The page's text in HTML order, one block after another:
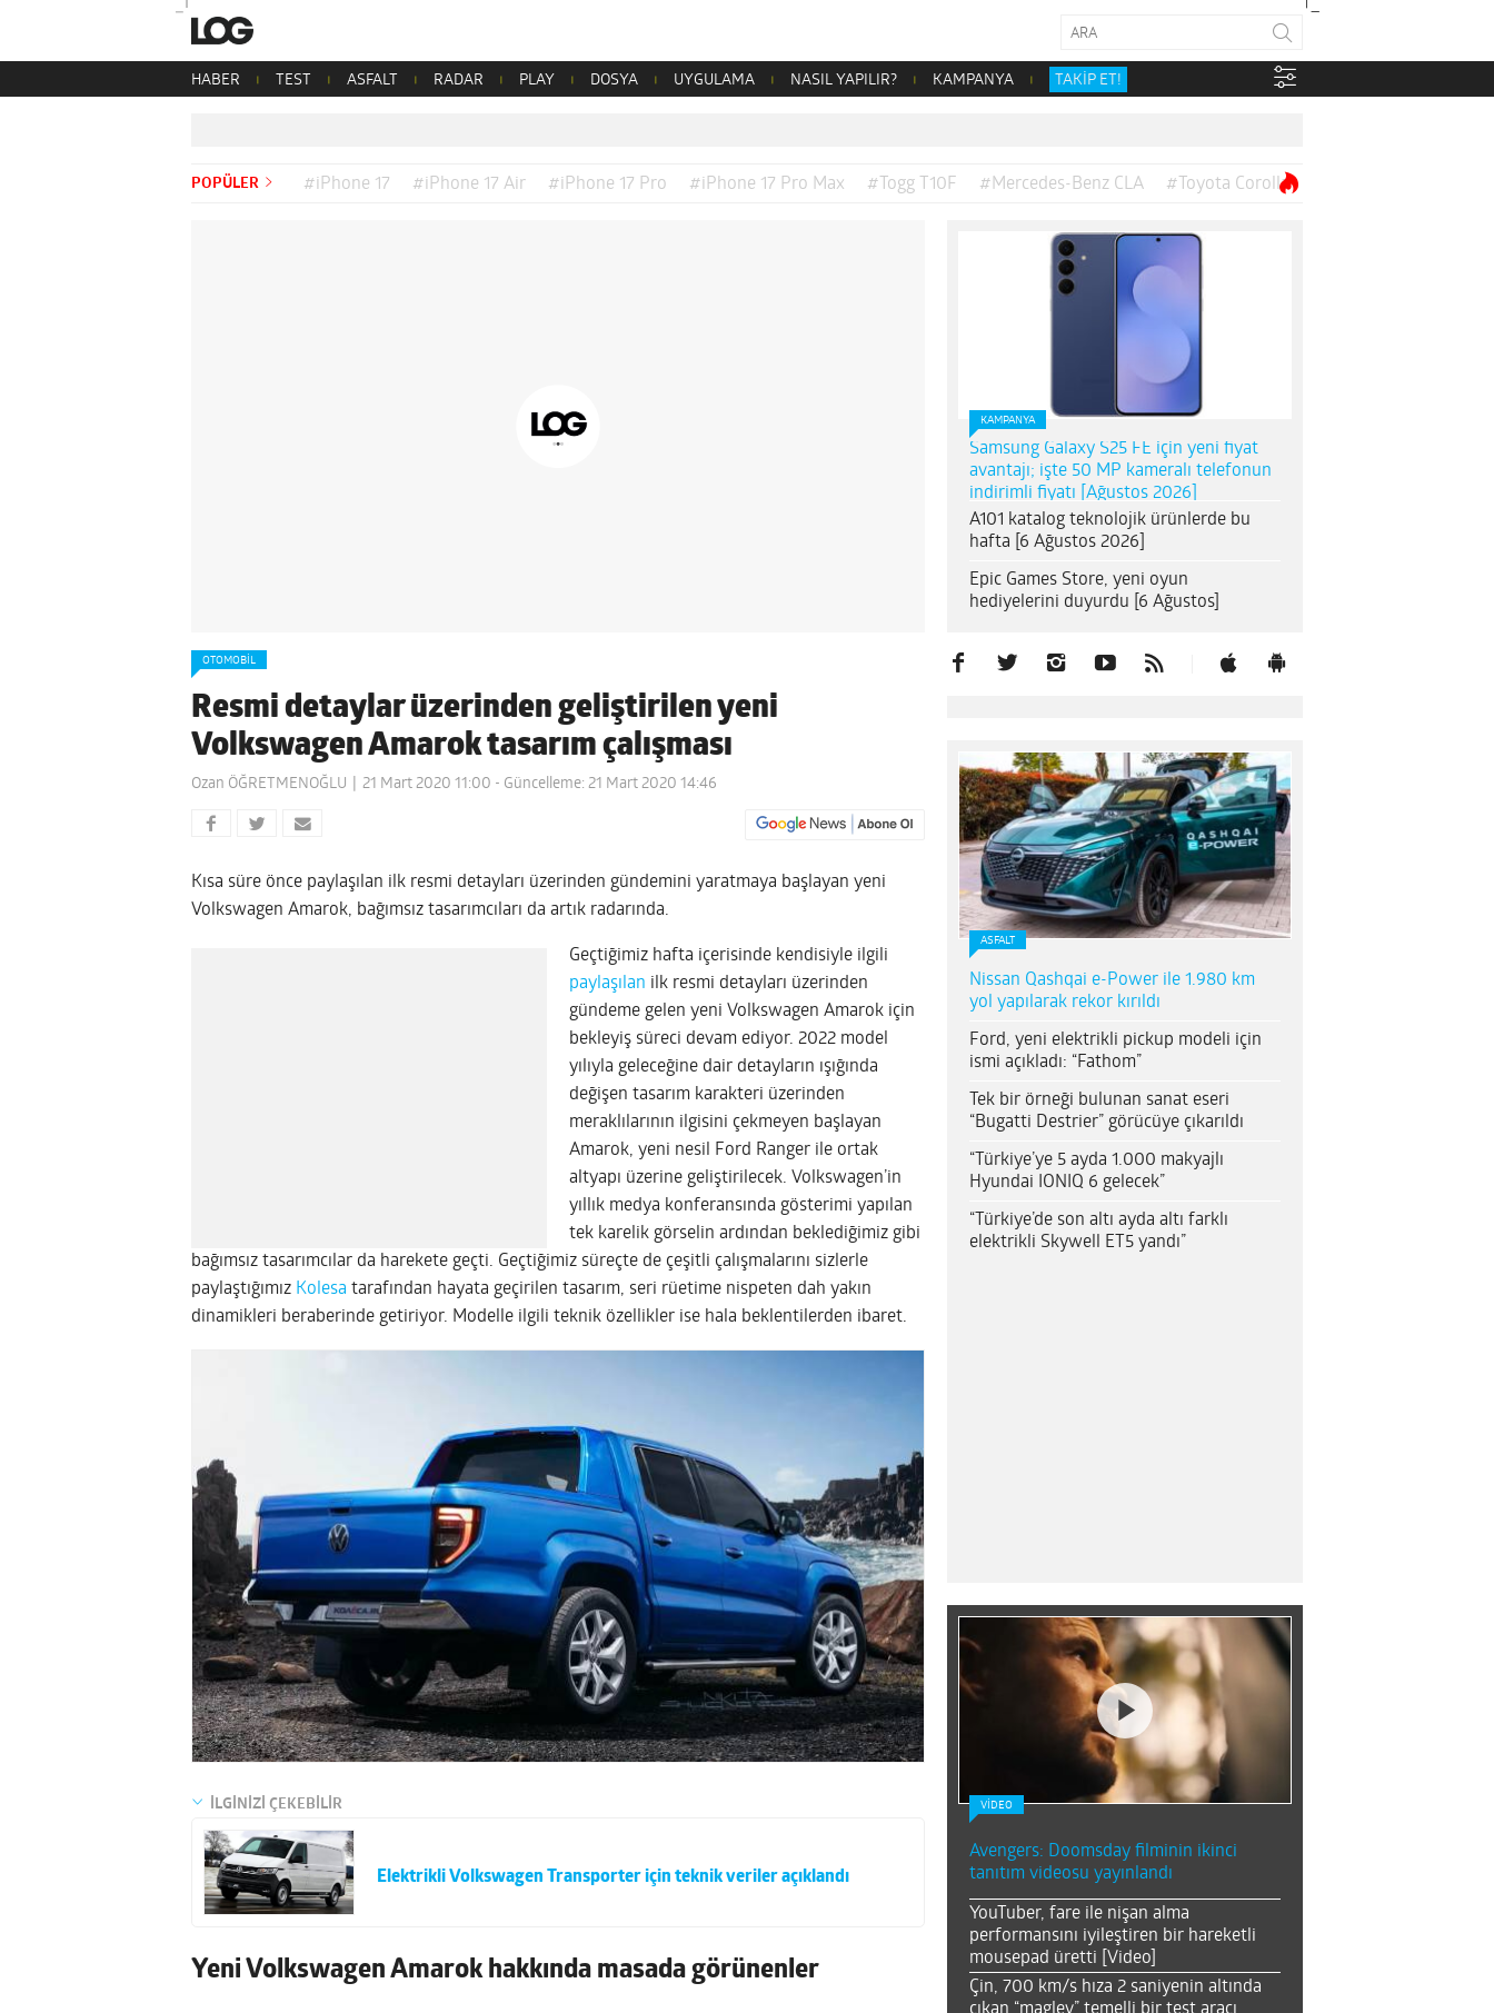
HABER TEST ASFALT RADAR PLAY DOSYA UYGULAMA NASIL YAPILIR? KAMPANYA TAKİP ET!
POPÜLER #iPhone 17 #iPhone 17 Air #iPhone 17 Pro #iPhone 17 Pro Max #Togg T10F #Mercedes-Benz CLA #Toyota Corolla
OTOMOBIL
Resmi detaylar üzerinden geliştirilen yeni
Volkswagen Amarok tasarım çalışması
Ozan ÖĞRETMENOĞLU 21 Mart 2020 11:00 - Güncelleme: 21 Mart 2020 14:46
Kısa süre önce paylaşılan ilk resmi detayları üzerinden gündemini yaratmaya başlayan yeni
Volkswagen Amarok, bağımsız tasarımcıları da artık radarında.
Geçtiğimiz hafta içerisinde kendisiyle ilgili
paylaşılan ilk resmi detayları üzerinden
gündeme gelen yeni Volkswagen Amarok için
bekleyiş süreci devam ediyor. 2022 model
yılıyla geleceğine dair detayların ışığında
değişen tasarım karakteri üzerinden
meraklılarının ilgisini çekmeyen başlayan
Amarok, yeni nesil Ford Ranger ile ortak
altyapı üzerine geliştirilecek. Volkswagen’in
yıllık medya konferansında gösterimi yapılan
tek karelik görselin ardından beklediğimiz gibi
bağımsız tasarımcılar da harekete geçti. Geçtiğimiz süreçte de çeşitli çalışmalarını sizlerle
paylaştığımız Kolesa tarafından hayata geçirilen tasarım, seri rüetime nispeten dah yakın
dinamikleri beraberinde getiriyor. Modelle ilgili teknik özellikler ise hala beklentilerden ibaret.
İLGİNİZİ ÇEKEBİLİR
Elektrikli Volkswagen Transporter için teknik veriler açıklandı
Yeni Volkswagen Amarok hakkında masada görünenler
KAMPANYA
Samsung Galaxy S25 FE için yeni fiyat
avantajı; işte 50 MP kameralı telefonun
indirimli fiyatı [Ağustos 2026]
A101 katalog teknolojik ürünlerde bu
hafta [6 Ağustos 2026]
Epic Games Store, yeni oyun
hediyelerini duyurdu [6 Ağustos]
ASFALT
Nissan Qashqai e-Power ile 1.980 km
yol yapılarak rekor kırıldı
Ford, yeni elektrikli pickup modeli için
ismi açıkladı: “Fathom”
Tek bir örneği bulunan sanat eseri
“Bugatti Destrier” görücüye çıkarıldı
“Türkiye’ye 5 ayda 1.000 makyajlı
Hyundai IONIQ 6 gelecek”
“Türkiye’de son altı ayda altı farklı
elektrikli Skywell ET5 yandı”
VİDEO
Avengers: Doomsday filminin ikinci
tanıtım videosu yayınlandı
YouTuber, fare ile nişan alma
performansını iyileştiren bir hareketli
mousepad üretti [Video]
Çin, 700 km/s hıza 2 saniyenin altında
çıkan “maglev” temelli bir test aracı